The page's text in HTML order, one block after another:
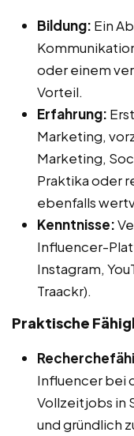
Bildung: Ein
oder einem
Vorteil.
Erfahrung:
Marketing,
Marketing,
Praktika oder
ebenfalls
Kenntnisse:
Influencer-
Instagram,
Traackr).
Praktische
Influencer bei
Vollzeitjobs in
und gründlich